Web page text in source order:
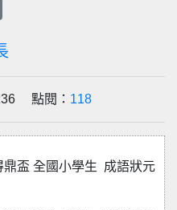
點閱： 118
盃 全國小學生 成語狀元